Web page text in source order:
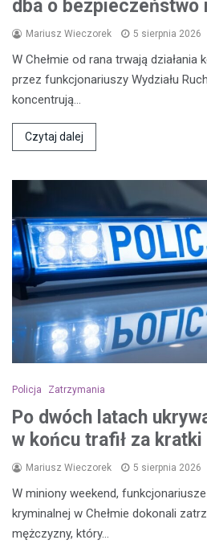
dba o bezpieczeństwo
Mariusz Wieczorek 5 sierpnia 2026
W Chełmie od rana trwają działania
przez funkcjonariuszy Wydziału
koncentrują…
Czytaj dalej
Policja Zatrzymania
Po dwóch latach
w końcu trafił za kratki
Mariusz Wieczorek 5 sierpnia 2026
W miniony weekend,
kryminalnej w Chełmie dokonali
mężczyzny, który…